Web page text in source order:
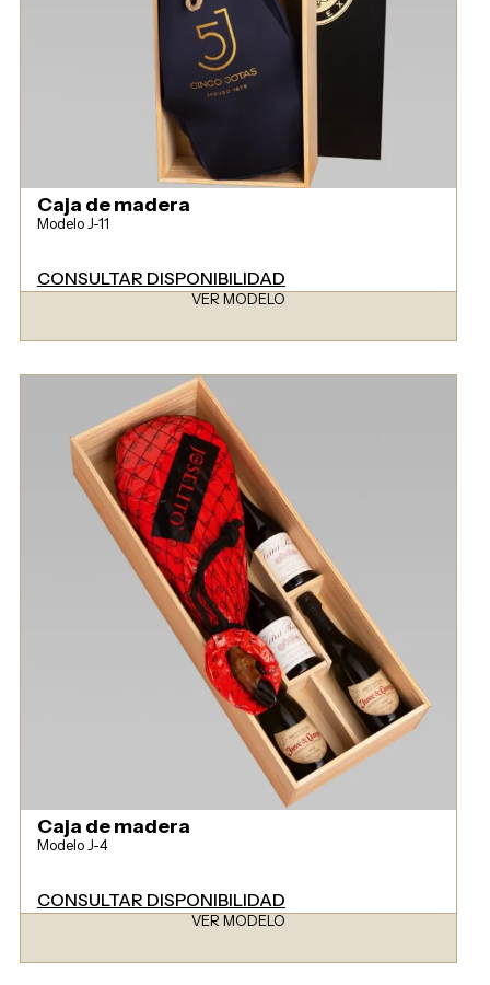
Caja de madera
Modelo J-11
CONSULTAR DISPONIBILIDAD
VER MODELO
Caja de madera
Modelo J-4
CONSULTAR DISPONIBILIDAD
VER MODELO